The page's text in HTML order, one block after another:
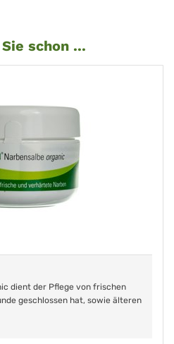
schon ...
dient der Pflege von frischen
geschlossen hat, sowie älteren